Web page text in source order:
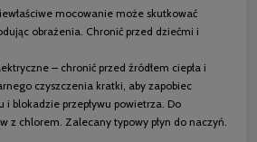
mocowanie może skutkować
obrażenia. Chronić przed dziećmi i
– chronić przed źródłem ciepła i
czyszczenia kratki, aby zapobiec
blokadzie przepływu powietrza. Do
z chlorem. Zalecany typowy płyn do naczyń.